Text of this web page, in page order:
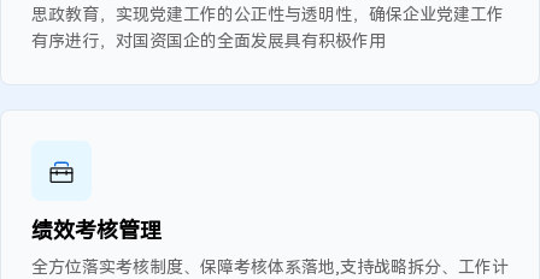
思政教育，实现党建工作的公正性与透明性，确保企业党建工作
有序进行，对国资国企的全面发展具有积极作用
绩效考核管理
全方位落实考核制度、保障考核体系落地,支持战略拆分、工作计